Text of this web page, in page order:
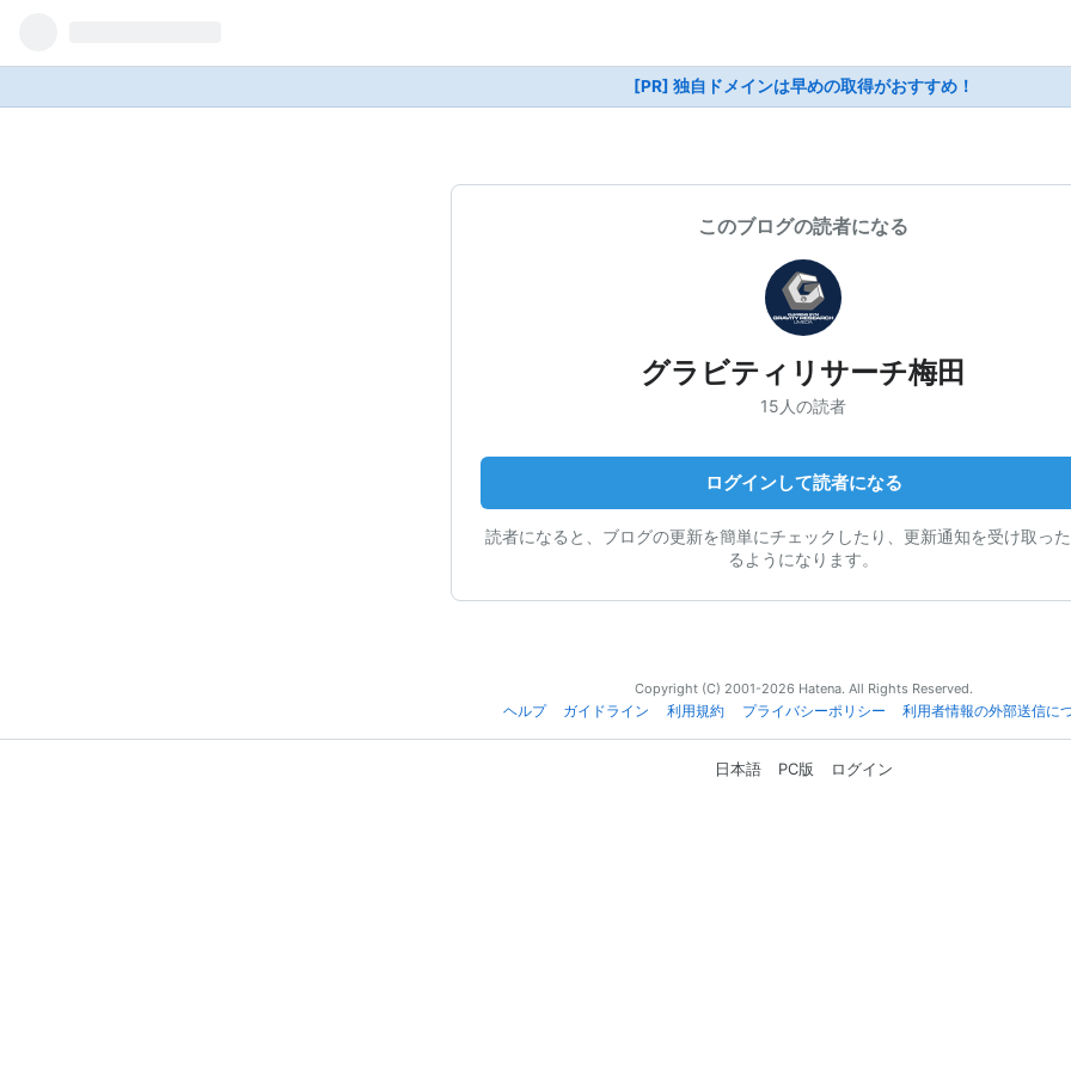
[PR] 独自ドメインは早めの取得がおすすめ！
このブログの読者になる
グラビティリサーチ梅田
15人の読者
ログインして読者になる
読者になると、ブログの更新を簡単にチェックしたり、更新通知を受け取っ
るようになります。
Copyright (C) 2001-2026 Hatena. All Rights Reserved.
ヘルプ
ガイドライン 利用規約 プライバシーポリシー 利用者情報の外部送信に
日本語 PC版 ログイン